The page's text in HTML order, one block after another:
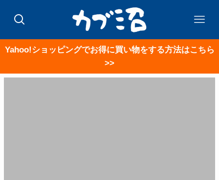
Yahoo!ショッピングでお得に買い物をする方法はこちら
>>